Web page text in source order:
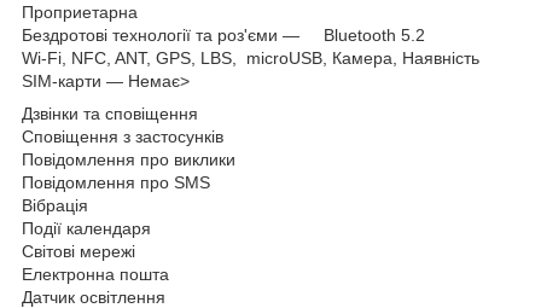
Проприетарна
Бездротові технології та роз'єми — Bluetooth 5.2
Wi-Fi, NFC, ANT, GPS, LBS, microUSB, Камера, Наявність
SIM-карти — Немає>
Дзвінки та сповіщення
Сповіщення з застосунків
Повідомлення про виклики
Повідомлення про SMS
Вібрація
Події календаря
Світові мережі
Електронна пошта
Датчик освітлення